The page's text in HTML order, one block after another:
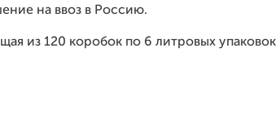
на ввоз в Россию.
из 120 коробок по 6 литровых упаковок